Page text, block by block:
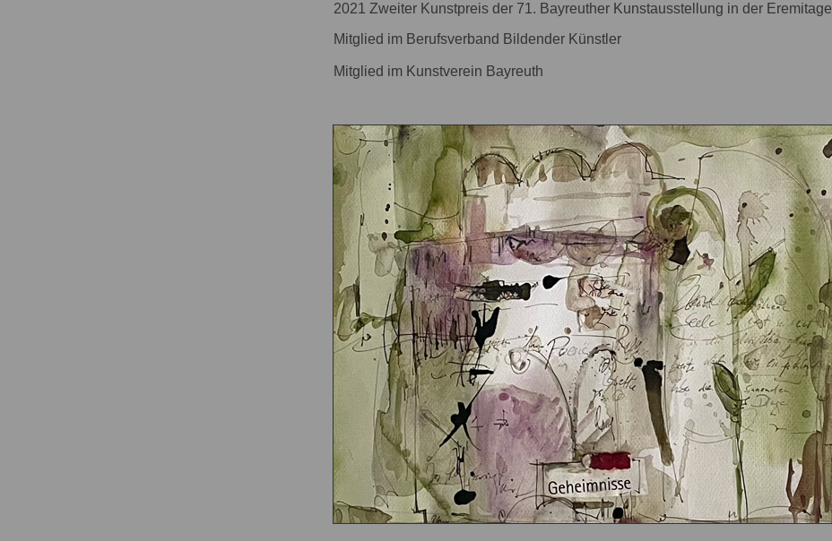
2021 Zweiter Kunstpreis der 71. Bayreuther Kunstausstellung in der Eremitage
Mitglied im Berufsverband Bildender Künstler
Mitglied im Kunstverein Bayreuth